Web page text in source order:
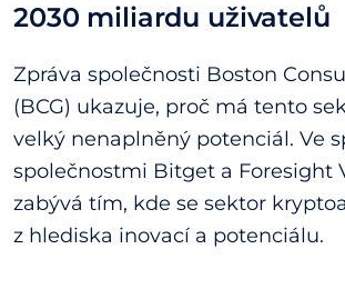
2030 miliardu uživatelů
Zpráva společnosti Boston
(BCG) ukazuje, proč má tento
velký nenaplněný potenciál. Ve
společnostmi Bitget a Foresight
zabývá tím, kde se sektor
z hlediska inovací a potenciálu.